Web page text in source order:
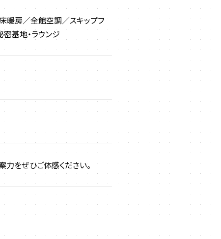
暖房／全館空調／スキップフ
基地・ラウンジ
力をぜひご体感ください。